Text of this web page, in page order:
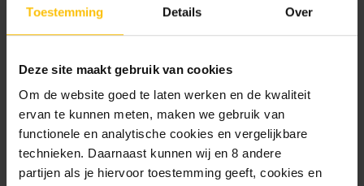
Toestemming Details Over
Deze site maakt gebruik van cookies
Om de website goed te laten werken en de kwaliteit
ervan te kunnen meten, maken we gebruik van
functionele en analytische cookies en vergelijkbare
technieken. Daarnaast kunnen wij en 8 andere
partijen als je hiervoor toestemming geeft, cookies en
Mail me zodra product op voorraad is.
Beschrijving
Specificaties